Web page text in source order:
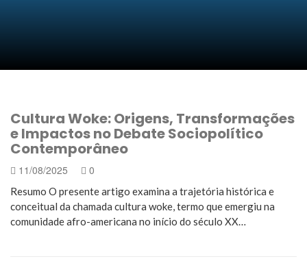
Cultura Woke: Origens, Transformações
e Impactos no Debate Sociopolítico
Contemporâneo
11/08/2025 0
Resumo O presente artigo examina a trajetória histórica e
conceitual da chamada cultura woke, termo que emergiu na
comunidade afro-americana no início do século XX…